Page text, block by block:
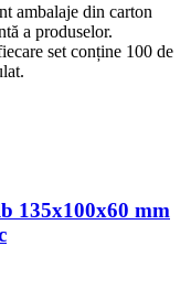
ambalaje din carton
a produselor.
set conține 100 de
135x100x60 mm